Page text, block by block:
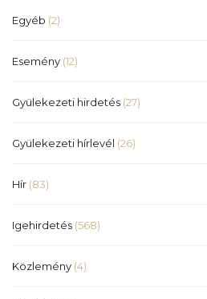
Egyéb (2)
Esemény (12)
Gyülekezeti hirdetés (27)
Gyülekezeti hírlevél (26)
Hír (83)
Igehirdetés (568)
Közlemény (4)